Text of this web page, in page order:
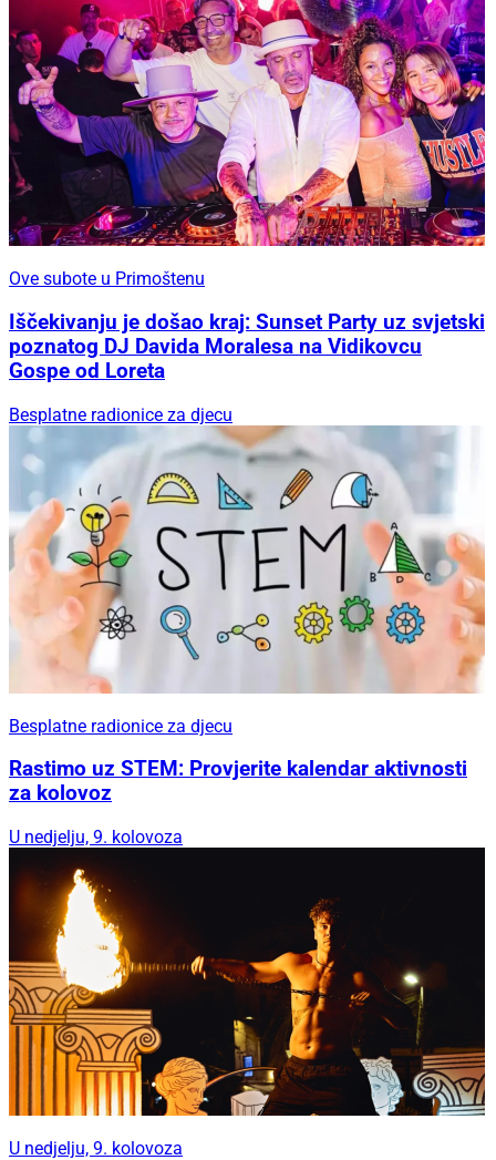
Ove subote u Primoštenu
Iščekivanju je došao kraj: Sunset Party uz svjetski
poznatog DJ Davida Moralesa na Vidikovcu
Gospe od Loreta
Besplatne radionice za djecu
Besplatne radionice za djecu
Rastimo uz STEM: Provjerite kalendar aktivnosti
za kolovoz
U nedjelju, 9. kolovoza
U nedjelju, 9. kolovoza